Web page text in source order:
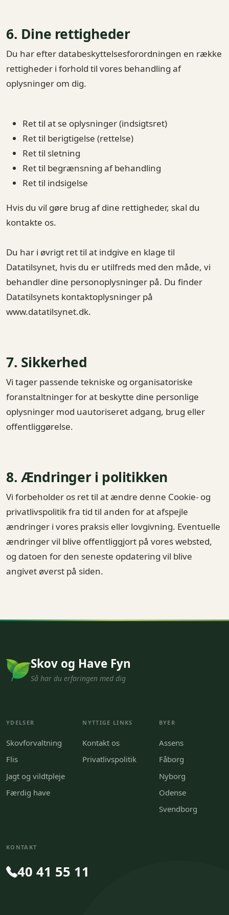
6. Dine rettigheder
Du har efter databeskyttelsesforordningen en række
rettigheder i forhold til vores behandling af
oplysninger om dig.
Ret til at se oplysninger (indsigtsret)
Ret til berigtigelse (rettelse)
Ret til sletning
Ret til begrænsning af behandling
Ret til indsigelse
Hvis du vil gøre brug af dine rettigheder, skal du
kontakte os.
Du har i øvrigt ret til at indgive en klage til
Datatilsynet, hvis du er utilfreds med den måde, vi
behandler dine personoplysninger på. Du finder
Datatilsynets kontaktoplysninger på
www.datatilsynet.dk.
7. Sikkerhed
Vi tager passende tekniske og organisatoriske
foranstaltninger for at beskytte dine personlige
oplysninger mod uautoriseret adgang, brug eller
offentliggørelse.
8. Ændringer i politikken
Vi forbeholder os ret til at ændre denne Cookie- og
privatlivspolitik fra tid til anden for at afspejle
ændringer i vores praksis eller lovgivning. Eventuelle
ændringer vil blive offentliggjort på vores websted,
og datoen for den seneste opdatering vil blive
angivet øverst på siden.
Skov og Have Fyn
Så har du erfaringen med dig
YDELSER
Skovforvaltning
Flis
Jagt og vildtpleje
Færdig have
NYTTIGE LINKS
Kontakt os
Privatlivspolitik
BYER
Assens
Fåborg
Nyborg
Odense
Svendborg
KONTAKT
40 41 55 11